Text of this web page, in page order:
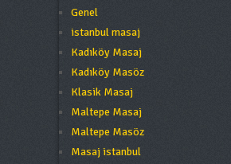
Genel
istanbul masaj
Kadıköy Masaj
Kadıköy Masöz
Klasik Masaj
Maltepe Masaj
Maltepe Masöz
Masaj istanbul